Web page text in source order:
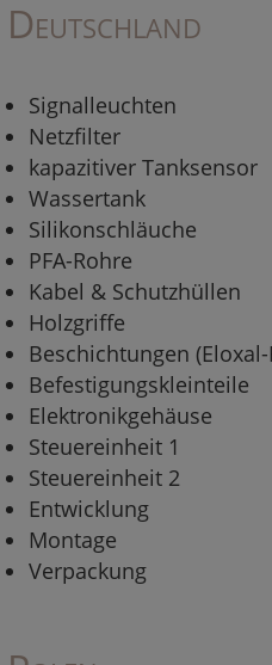
Deutschland
Signalleuchten
Netzfilter
kapazitiver Tanksensor
Wassertank
Silikonschläuche
PFA-Rohre
Kabel & Schutzhüllen
Holzgriffe
Beschichtungen
Befestigungskleinteile
Elektronikgehäuse
Steuereinheit 1
Steuereinheit 2
Entwicklung
Montage
Verpackung